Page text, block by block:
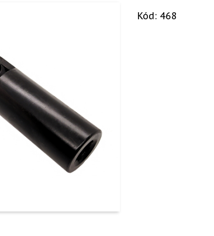
Kód: 468